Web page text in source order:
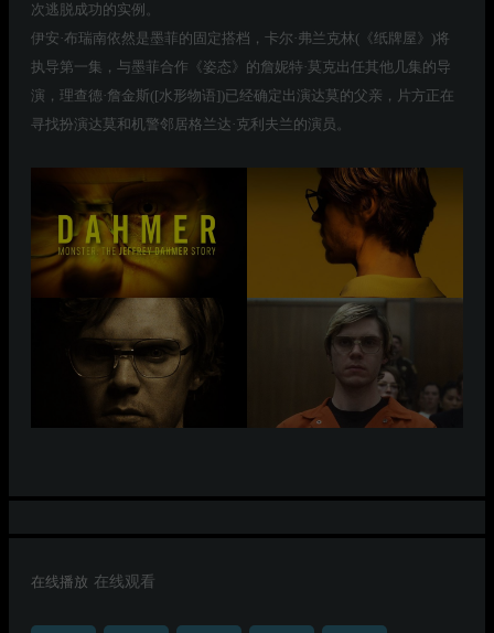
次逃脱成功的实例。
伊安·布瑞南依然是墨菲的固定搭档，卡尔·弗兰克林(《纸牌屋》)将
执导第一集，与墨菲合作《姿态》的詹妮特·莫克出任其他几集的导
演，理查德·詹金斯([水形物语])已经确定出演达莫的父亲，片方正在
寻找扮演达莫和机警邻居格兰达·克利夫兰的演员。
在线播放 在线观看